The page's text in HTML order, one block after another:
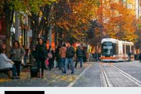
Magazin
Politika
Sağlık
Spor